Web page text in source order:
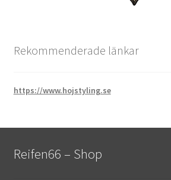
Rekommenderade länkar
https://www.hojstyling.se
Reifen66 – Shop